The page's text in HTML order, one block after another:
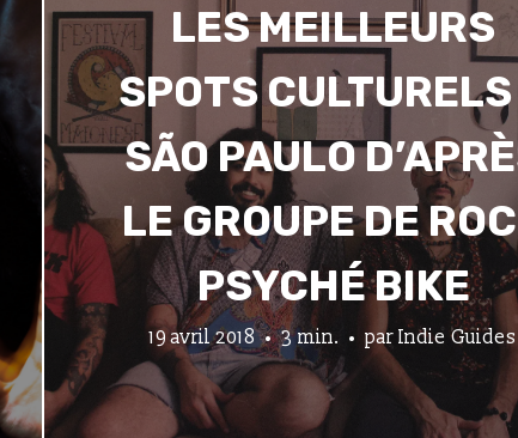
LES MEILLEURS
SPOTS
SÃO PAULO
LE GROUPE DE
PSYCHÉ BIKE
19 avril 2018 3 min. parIndie Guides